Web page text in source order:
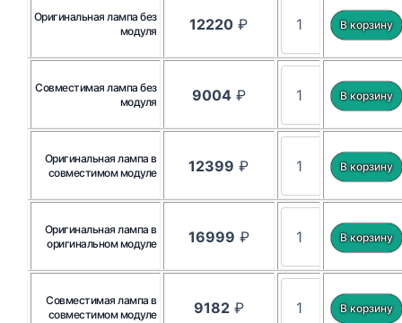
Оригинальная лампа без
модуля
12220 ₽
Совместимая лампа без
модуля
9004₽
Оригинальная лампа в
совместимом модуле
12399 ₽
Оригинальная лампа в
оригинальном модуле
16999 ₽
Совместимая лампа в
совместимом модуле
9182₽